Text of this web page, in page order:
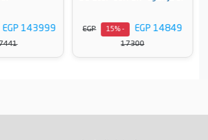
EGP 14849
- 15%
EGP
17300
EGP 143999